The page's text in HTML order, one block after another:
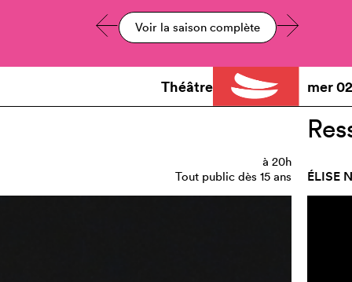
Voir la saison complète
Théâtre
à 20h
Tout public dès 15 ans
mer
ÉLISE